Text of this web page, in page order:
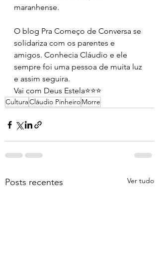
maranhense.
O blog Pra Começo de Conversa se
solidariza com os parentes e
amigos. Conhecia Cláudio e ele
sempre foi uma pessoa de muita luz
e assim seguira.
Vai com Deus Estela⭐⭐⭐
CulturaCláudio PinheiroMorre
Posts recentes Ver tudo